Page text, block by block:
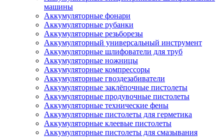
машины
Аккумуляторные фонари
Аккумуляторные рубанки
Аккумуляторные резьборезы
Аккумуляторный универсальный инструмент
Аккумуляторные шлифователи для труб
Аккумуляторные ножницы
Аккумуляторные компрессоры
Аккумуляторные гвоздезабиватели
Аккумуляторные заклёпочные пистолеты
Аккумуляторные продувочные пистолеты
Аккумуляторные технические фены
Аккумуляторные пистолеты для герметика
Аккумуляторные клеевые пистолеты
Аккумуляторные пистолеты для смазывания